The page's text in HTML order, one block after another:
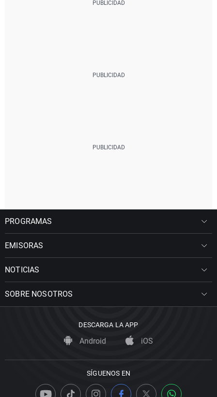
PROGRAMAS
EMISORAS
NOTICIAS
SOBRE NOSOTROS
DESCARGA LA APP
Android iOS
SÍGUENOS EN